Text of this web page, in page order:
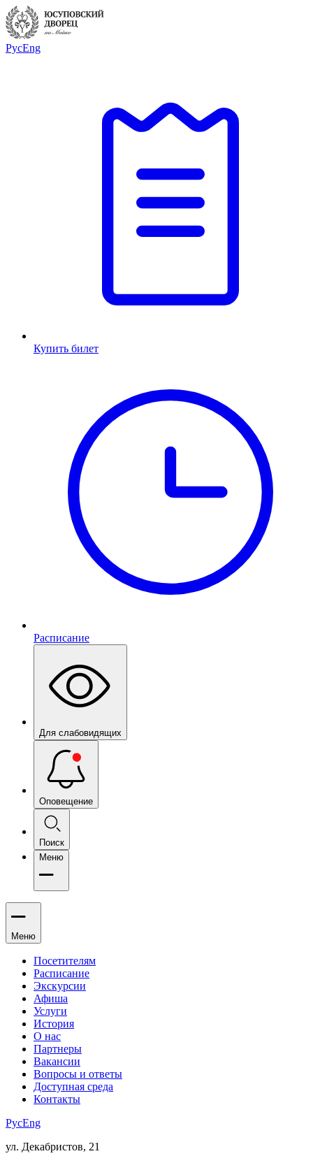
РусEng
Купить билет
Расписание
Для слабовидящих
Оповещение
Поиск
Меню
Меню
Посетителям
Расписание
Экскурсии
Афиша
Услуги
История
О нас
Партнеры
Вакансии
Вопросы и ответы
Доступная среда
Контакты
РусEng
ул. Декабристов, 21